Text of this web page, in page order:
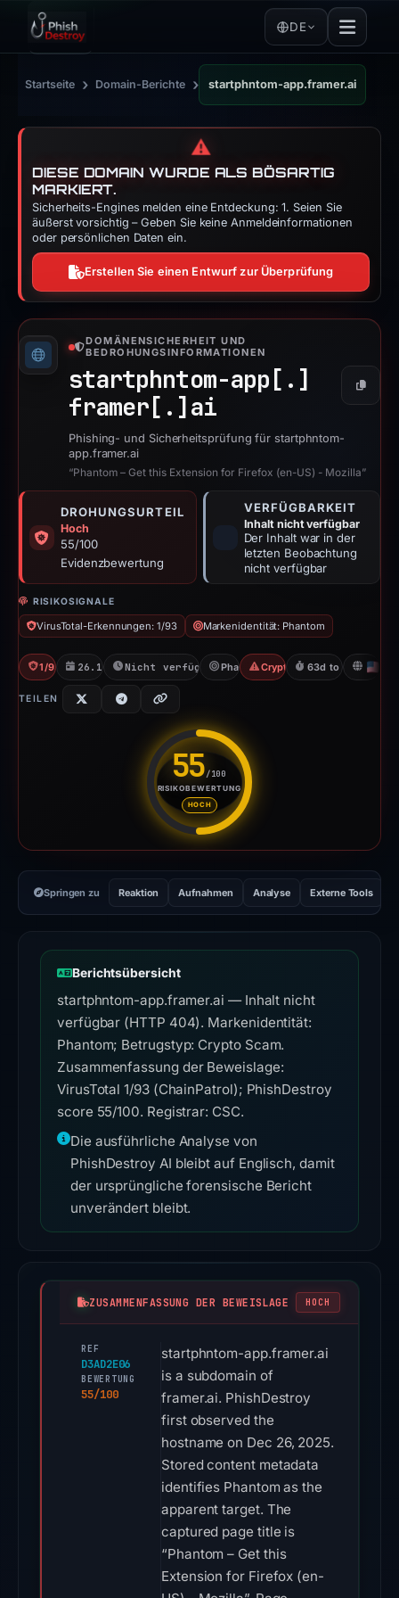
DE
Startseite › Domain-Berichte › startphntom-app.framer.ai
⚠️
DIESE DOMAIN WURDE ALS BÖSARTIG
MARKIERT.
Sicherheits-Engines melden eine Entdeckung: 1. Seien Sie
äußerst vorsichtig – Geben Sie keine Anmeldeinformationen
oder persönlichen Daten ein.
Erstellen Sie einen Entwurf zur Überprüfung
DOMÄNENSICHERHEIT UND
BEDROHUNGSINFORMATIONEN
startphntom-app[.]
framer[.] ai
Phishing- und Sicherheitsprüfung für startphntom-
app.framer.ai
“Phantom – Get this Extension for Firefox (en-US) - Mozilla”
DROHUNGSURTEIL
Hoch
55/100
Evidenzbewertung
VERFÜGBARKEIT
Inhalt nicht verfügbar
Der Inhalt war in der
letzten Beobachtung
nicht verfügbar
RISIKOSIGNALE
VirusTotal-Erkennungen: 1/93 Markenidentität: Phantom
1/93 VT 26.12.2025Nicht verfügbar seit 06.06.2026
PhantomCrypto Scam63d to unavailable
TEILEN
55/100
RISIKOBEWERTUNG
HOCH
Risikobewertung: 55 von
Springen zu Reaktion Aufnahmen Analyse Externe Tools
Berichtsübersicht
startphntom-app.framer.ai — Inhalt nicht
verfügbar (HTTP 404). Markenidentität:
Phantom; Betrugstyp: Crypto Scam.
Zusammenfassung der Beweislage:
VirusTotal 1/93 (ChainPatrol); PhishDestroy
score 55/100. Registrar: CSC.
Die ausführliche Analyse von
PhishDestroy AI bleibt auf Englisch, damit
der ursprüngliche forensische Bericht
unverändert bleibt.
ZUSAMMENFASSUNG DER BEWEISLAGE HOCH
REF
D3AD2E06
BEWERTUNG
55/100
startphntom-app.framer.ai
is a subdomain of
framer.ai. PhishDestroy
first observed the
hostname on Dec 26, 2025.
Stored content metadata
identifies Phantom as the
apparent target. The
captured page title is
“Phantom – Get this
Extension for Firefox (en-